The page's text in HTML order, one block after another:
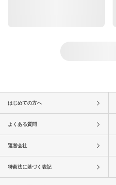
はじめての方へ
よくある質問
運営会社
特商法に基づく表記